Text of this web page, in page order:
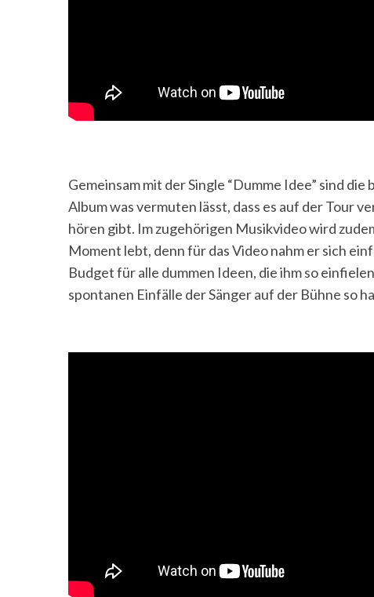
Gemeinsam mit der Single “Dumme Idee” sind
Album was vermuten lässt, dass es auf der Tour
hören gibt. Im zugehörigen Musikvideo wird
Moment lebt, denn für das Video nahm er sich
Budget für alle dummen Ideen, die ihm so
spontanen Einfälle der Sänger auf der Bühne so